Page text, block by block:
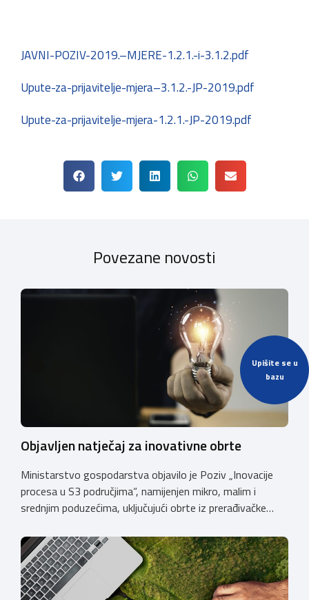
Upišite se u
bazu
JAVNI-POZIV-2019.–MJERE-1.2.1.-i-3.1.2.pdf
Upute-za-prijavitelje-mjera–3.1.2.-JP-2019.pdf
Upute-za-prijavitelje-mjera-1.2.1.-JP-2019.pdf
Povezane novosti
Objavljen natječaj za inovativne obrte
Ministarstvo gospodarstva objavilo je Poziv „Inovacije
procesa u S3 područjima“, namijenjen mikro, malim i
srednjim poduzećima, uključujući obrte iz prerađivačke
uspješnije plasirati na tržište kroz modernizaciju poslovnih
procesa. Poziv se provodi u okviru PKK 2021. – 2027. Cilj
Poziva je potaknuti uvođenje inovacija procesa i
organizacije poslovanja koje […]